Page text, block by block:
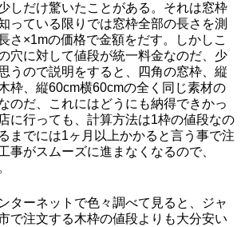
しだけ驚いたことがある。それは窓枠
っている限りでは窓枠全部の長さを測
さ×1mの価格で金額をだす。しかしこ
穴に対して値段が統一料金なのだ、少
うので説明をすると、四角の窓枠、縦
枠、縦60cm横60cmの全く同じ素材の
のだ、これにはどうにも納得できかっ
に行っても、計算方法は1枠の値段なの
までには1ヶ月以上かかると言う事で注
事がスムーズに進まなくなるので、
ターネットで色々調べて見ると、ジャ
で注文する木枠の値段よりも大分安い